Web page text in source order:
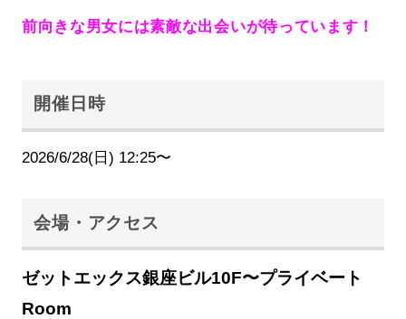
前向きな男女には素敵な出会いが待っています！
開催日時
2026/6/28(日) 12:25〜
会場・アクセス
ゼットエックス銀座ビル10F〜プライベート
Room